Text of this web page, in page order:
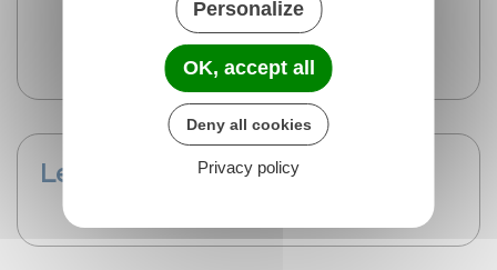
Le budget de l'AME
Personalize
OK, accept all
Deny all cookies
Privacy policy